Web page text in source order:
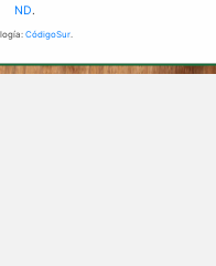
ND.
CódigoSur